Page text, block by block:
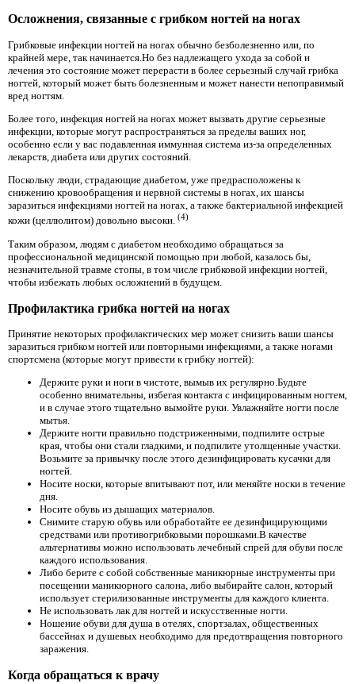
Осложнения, связанные с грибком ногтей на ногах
Грибковые инфекции ногтей на ногах обычно безболезненно или, по
крайней мере, так начинается.Но без надлежащего ухода за собой и
лечения это состояние может перерасти в более серьезный случай грибка
ногтей, который может быть болезненным и может нанести непоправимый
вред ногтям.
Более того, инфекция ногтей на ногах может вызвать другие серьезные
инфекции, которые могут распространяться за пределы ваших ног,
особенно если у вас подавленная иммунная система из-за определенных
лекарств, диабета или других состояний.
Поскольку люди, страдающие диабетом, уже предрасположены к
снижению кровообращения и нервной системы в ногах, их шансы
заразиться инфекциями ногтей на ногах, а также бактериальной инфекцией
кожи (целлюлитом) довольно высоки. (4)
Таким образом, людям с диабетом необходимо обращаться за
профессиональной медицинской помощью при любой, казалось бы,
незначительной травме стопы, в том числе грибковой инфекции ногтей,
чтобы избежать любых осложнений в будущем.
Профилактика грибка ногтей на ногах
Принятие некоторых профилактических мер может снизить ваши шансы
заразиться грибком ногтей или повторными инфекциями, а также ногами
спортсмена (которые могут привести к грибку ногтей):
Держите руки и ноги в чистоте, вымыв их регулярно.Будьте
особенно внимательны, избегая контакта с инфицированным ногтем,
и в случае этого тщательно вымойте руки. Увлажняйте ногти после
мытья.
Держите ногти правильно подстриженными, подпилите острые
края, чтобы они стали гладкими, и подпилите утолщенные участки.
Возьмите за привычку после этого дезинфицировать кусачки для
ногтей.
Носите носки, которые впитывают пот, или меняйте носки в течение
дня.
Носите обувь из дышащих материалов.
Снимите старую обувь или обработайте ее дезинфицирующими
средствами или противогрибковыми порошками.В качестве
альтернативы можно использовать лечебный спрей для обуви после
каждого использования.
Либо берите с собой собственные маникюрные инструменты при
посещении маникюрного салона, либо выбирайте салон, который
использует стерилизованные инструменты для каждого клиента.
Не использовать лак для ногтей и искусственные ногти.
Ношение обуви для душа в отелях, спортзалах, общественных
бассейнах и душевых необходимо для предотвращения повторного
заражения.
Когда обращаться к врачу